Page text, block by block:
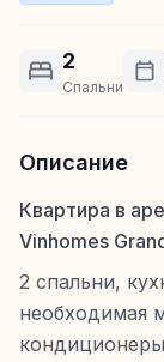
2
Спальни
Описание
Квартира в
Vinhomes
2 спальни,
необходимая